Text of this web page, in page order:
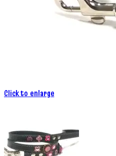
Click to enlarge